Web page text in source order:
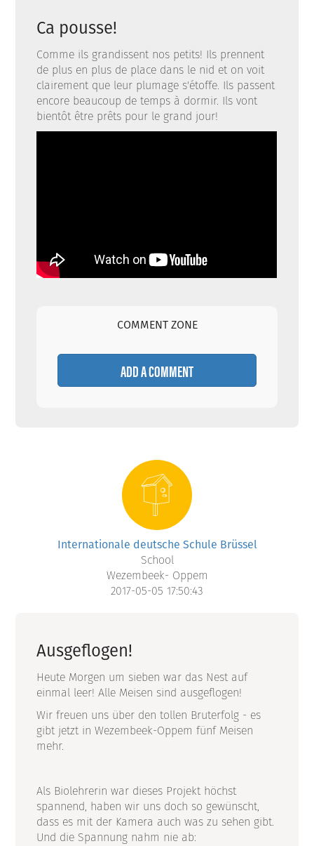
Ca pousse!
Comme ils grandissent nos petits! Ils prennent
de plus en plus de place dans le nid et on voit
clairement que leur plumage s'étoffe. Ils passent
encore beaucoup de temps à dormir. Ils vont
bientôt être prêts pour le grand jour!
COMMENT ZONE
ADD A COMMENT
Internationale deutsche Schule Brüssel
School
Wezembeek- Oppem
2017-05-05 17:50:43
Ausgeflogen!
Heute Morgen um sieben war das Nest auf
einmal leer! Alle Meisen sind ausgeflogen!
Wir freuen uns über den tollen Bruterfolg - es
gibt jetzt in Wezembeek-Oppem fünf Meisen
mehr.
Als Biolehrerin war dieses Projekt höchst
spannend, haben wir uns doch so gewünscht,
dass es mit der Kamera auch was zu sehen gibt.
Und die Spannung nahm nie ab: